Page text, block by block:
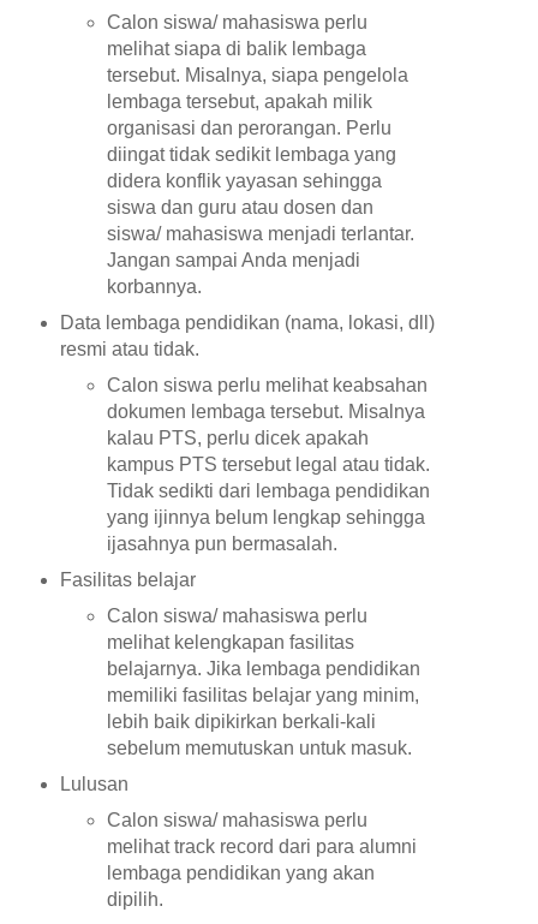
Calon siswa/ mahasiswa perlu
melihat siapa di balik lembaga
tersebut. Misalnya, siapa pengelola
lembaga tersebut, apakah milik
organisasi dan perorangan. Perlu
diingat tidak sedikit lembaga yang
didera konflik yayasan sehingga
siswa dan guru atau dosen dan
siswa/ mahasiswa menjadi terlantar.
Jangan sampai Anda menjadi
korbannya.
Data lembaga pendidikan (nama, lokasi, dll)
resmi atau tidak.
Calon siswa perlu melihat keabsahan
dokumen lembaga tersebut. Misalnya
kalau PTS, perlu dicek apakah
kampus PTS tersebut legal atau tidak.
Tidak sedikti dari lembaga pendidikan
yang ijinnya belum lengkap sehingga
ijasahnya pun bermasalah.
Fasilitas belajar
Calon siswa/ mahasiswa perlu
melihat kelengkapan fasilitas
belajarnya. Jika lembaga pendidikan
memiliki fasilitas belajar yang minim,
lebih baik dipikirkan berkali-kali
sebelum memutuskan untuk masuk.
Lulusan
Calon siswa/ mahasiswa perlu
melihat track record dari para alumni
lembaga pendidikan yang akan
dipilih.